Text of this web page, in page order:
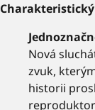
Nová
zvuk,
historii